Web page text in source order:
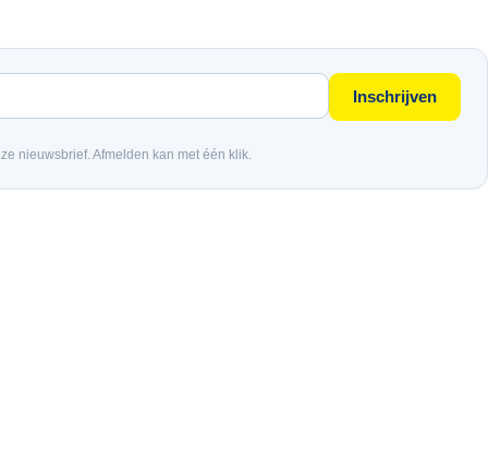
Inschrijven
nieuwsbrief. Afmelden kan met één klik.